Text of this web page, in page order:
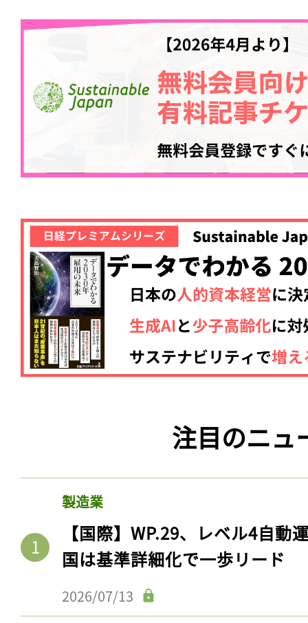
注目のニュ
製造業
【国際】WP.29、レベル4自動
国は基準詳細化で一歩リード
2026/07/13
記事をお気に入りに
ログインが必
ログイン
会員登録